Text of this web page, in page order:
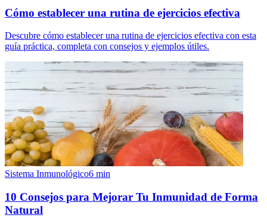
Cómo establecer una rutina de ejercicios efectiva
Descubre cómo establecer una rutina de ejercicios efectiva con esta
guía práctica, completa con consejos y ejemplos útiles.
Sistema Inmunológico6 min
10 Consejos para Mejorar Tu Inmunidad de Forma
Natural